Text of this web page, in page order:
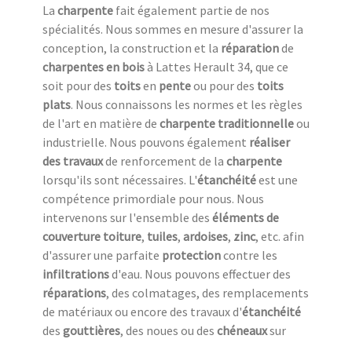
La charpente fait également partie de nos
spécialités. Nous sommes en mesure d'assurer la
conception, la construction et la réparationde
charpentes en boisà Lattes Herault 34, que ce
soit pour des toitsen penteou pour des toits
plats. Nous connaissons les normes et les règles
de l'art en matière de charpente traditionnelleou
industrielle. Nous pouvons également réaliser
des travauxde renforcement de la charpente
lorsqu'ils sont nécessaires. L'étanchéitéest une
compétence primordiale pour nous. Nous
intervenons sur l'ensemble des éléments de
couverture toiture, tuiles, ardoises, zinc, etc. afin
d'assurer une parfaite protectioncontre les
infiltrationsd'eau. Nous pouvons effectuer des
réparations, des colmatages, des remplacements
de matériaux ou encore des travaux d'étanchéité
des gouttières, des noues ou des chéneauxsur